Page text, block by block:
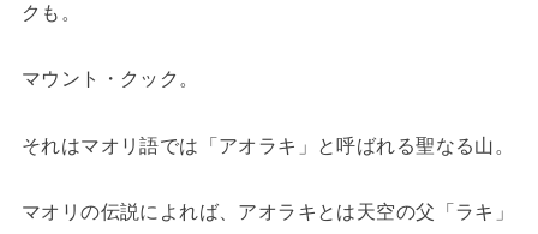
クも。
マウント・クック。
それはマオリ語では「アオラキ」と呼ばれる聖なる山。
マオリの伝説によれば、アオラキとは天空の父「ラキ」